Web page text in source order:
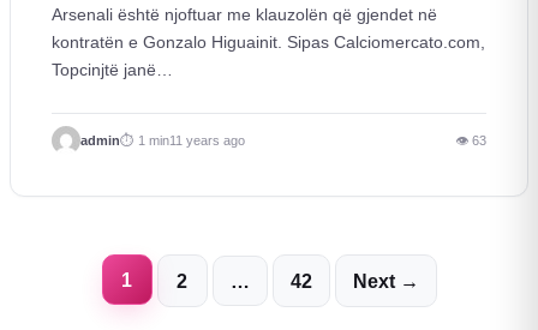
Arsenali është njoftuar me klauzolën që gjendet në
kontratën e Gonzalo Higuainit. Sipas Calciomercato.com,
Topcinjtë janë…
admin 1 min11 years ago 👁 63
Posts
pagination
1 2 … 42 Next →